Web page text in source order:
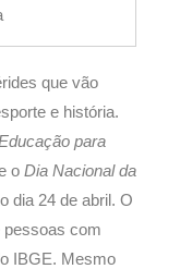
que vão
e história.
para
o Dia Nacional da
dia 24 de abril. O
pessoas com
IBGE. Mesmo